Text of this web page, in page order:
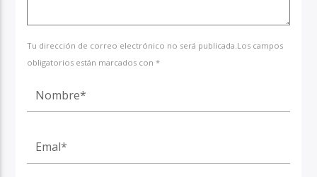
Tu dirección de correo electrónico no será publicada.Los campos
obligatorios están marcados con *